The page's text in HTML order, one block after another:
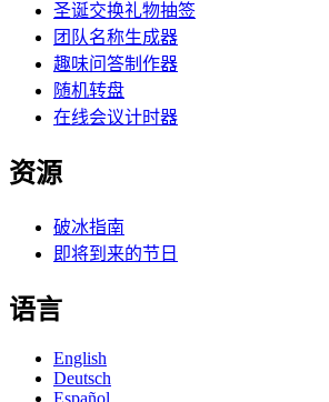
圣诞交换礼物抽签
团队名称生成器
趣味问答制作器
随机转盘
在线会议计时器
资源
破冰指南
即将到来的节日
语言
English
Deutsch
Español